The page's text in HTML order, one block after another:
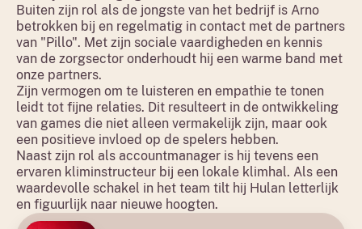
Buiten zijn rol als de jongste van het bedrijf is Arno
betrokken bij en regelmatig in contact met de partners
van "Pillo". Met zijn sociale vaardigheden en kennis
van de zorgsector onderhoudt hij een warme band met
onze partners.
Zijn vermogen om te luisteren en empathie te tonen
leidt tot fijne relaties. Dit resulteert in de ontwikkeling
van games die niet alleen vermakelijk zijn, maar ook
een positieve invloed op de spelers hebben.
Naast zijn rol als accountmanager is hij tevens een
ervaren kliminstructeur bij een lokale klimhal. Als een
waardevolle schakel in het team tilt hij Hulan letterlijk
en figuurlijk naar nieuwe hoogten.